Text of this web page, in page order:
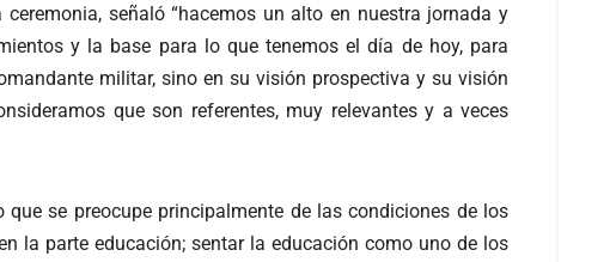
señaló “hacemos un alto en nuestra jornada y
y la base para lo que tenemos el día de hoy, para
militar, sino en su visión prospectiva y su visión
que son referentes, muy relevantes y a veces
se preocupe principalmente de las condiciones de los
la parte educación; sentar la educación como uno de los